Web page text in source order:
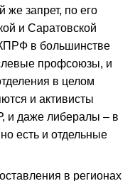
же запрет, по его
и Саратовской
в большинстве
профсоюзы, и
в целом
и активисты
и даже либералы – в
есть и отдельные
в регионах